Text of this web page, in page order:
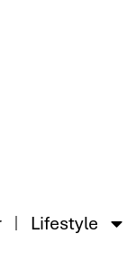
Lifestyle